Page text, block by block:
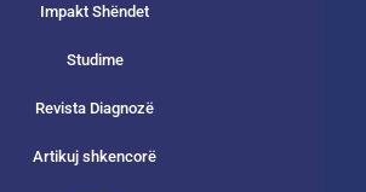
Impakt Shëndet
Studime
Revista Diagnozë
Artikuj shkencorë